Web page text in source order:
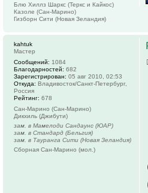
Блю Хиллз Шаркс (Теркс и Кайкос)
Казоле (Сан-Марино)
Гизборн Сити (Новая Зеландия)
kahtuk
Мастер
Сообщений: 1084
Благодарностей: 682
Зарегистрирован: 05 авг 2010, 02:53
Откуда: Владивосток/Санкт-Петербург,
Россия
Рейтинг: 678
Сан-Марино (Сан-Марино)
Дикхиль (Джибути)
зам. в Мамелоди Сандаунс (ЮАР)
зам. в Стандард (Бельгия)
зам. в Тауранга Сити (Новая Зеландия)
Сборная Сан-Марино (мол.)